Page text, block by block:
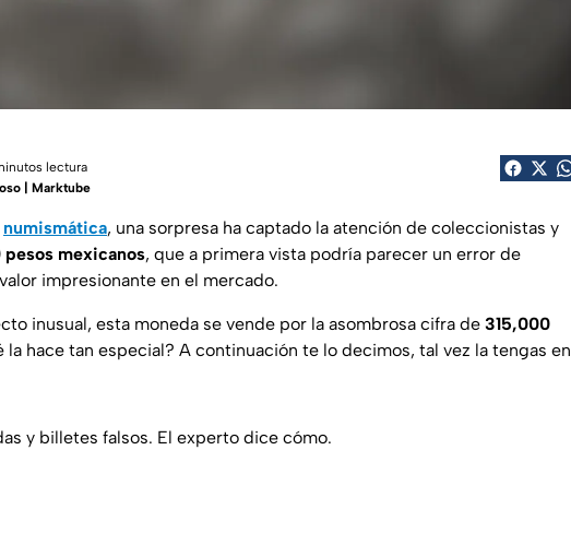
lectura
| Marktube
numismática, una sorpresa ha captado la atención de coleccionistas y
pesos mexicanos, que a primera vista podría parecer un error de
impresionante en el mercado.
inusual, esta moneda se vende por la asombrosa cifra de 315,000
la hace tan especial? A continuación te lo decimos, tal vez la tengas en
y billetes falsos. El experto dice cómo.